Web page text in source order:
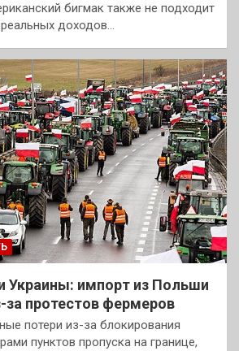
бигмак также не подходит
доходов…
Украины: импорт из Польши
за протестов фермеров
потери из-за блокирования
пунктов пропуска на границе,